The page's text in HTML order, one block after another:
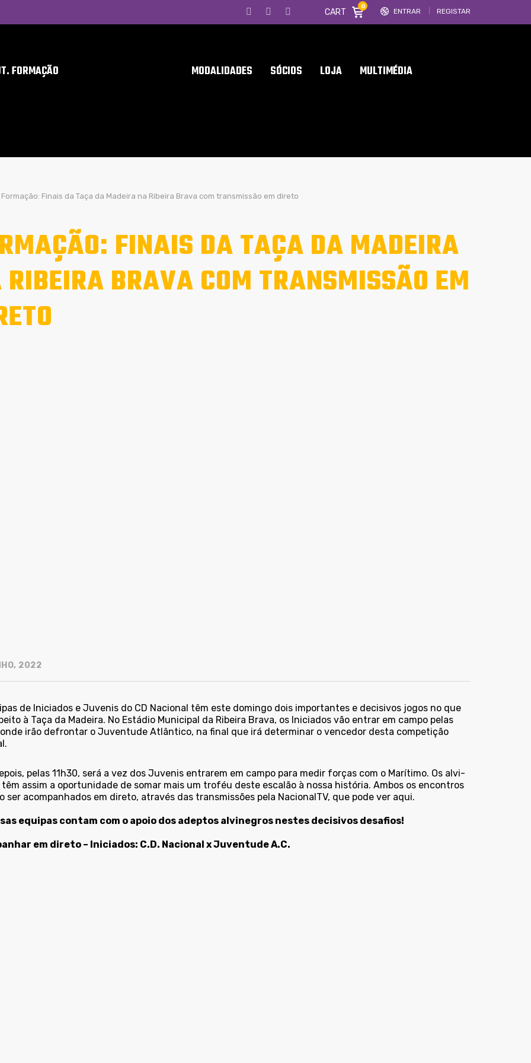
ENTRAR REGISTAR
CART
0
FORMAÇÃO MODALIDADES SÓCIOS LOJA MULTIMÉDIA
Formação: Finais da Taça da Madeira na Ribeira Brava com transmissão em direto
FINAIS DA TAÇA DA MADEIRA
BRAVA COM TRANSMISSÃO EM
2022
de Iniciados e Juvenis do CD Nacional têm este domingo dois importantes e decisivos jogos no que
à Taça da Madeira. No Estádio Municipal da Ribeira Brava, os Iniciados vão entrar em campo pelas
irão defrontar o Juventude Atlântico, na final que irá determinar o vencedor desta competição
pelas 11h30, será a vez dos Juvenis entrarem em campo para medir forças com o Marítimo. Os alvi-
assim a oportunidade de somar mais um troféu deste escalão à nossa história. Ambos os encontros
ser acompanhados em direto, através das transmissões pela NacionalTV, que pode ver aqui.
equipas contam com o apoio dos adeptos alvinegros nestes decisivos desafios!
em direto – Iniciados: C.D. Nacional x Juventude A.C.